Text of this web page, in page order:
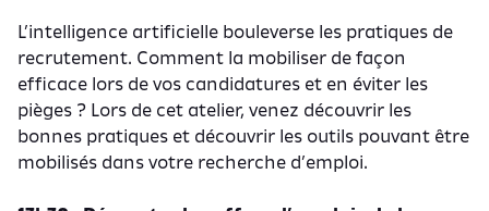
L’intelligence artificielle bouleverse les pratiques de
recrutement. Comment la mobiliser de façon
efficace lors de vos candidatures et en éviter les
pièges ? Lors de cet atelier, venez découvrir les
bonnes pratiques et découvrir les outils pouvant être
mobilisés dans votre recherche d’emploi.